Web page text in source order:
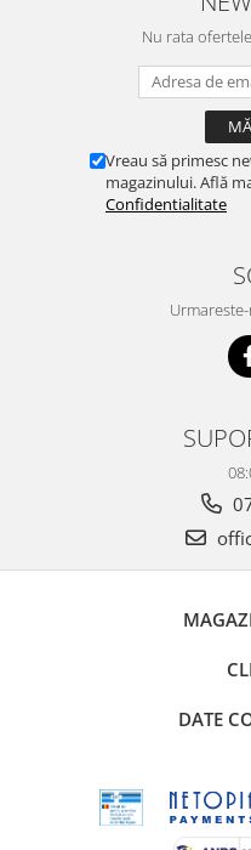
Nu rata
Vreau să primesc
magazinului. Află
Confidentialitate
DATE